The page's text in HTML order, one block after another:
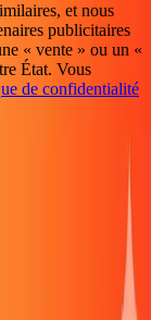
et nous
publicitaires
« vente » ou un «
État. Vous
de confidentialité